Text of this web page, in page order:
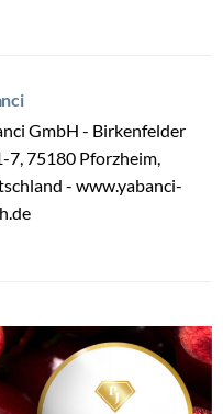
GmbH - Birkenfelder
7, 75180 Pforzheim,
- www.yabanci-